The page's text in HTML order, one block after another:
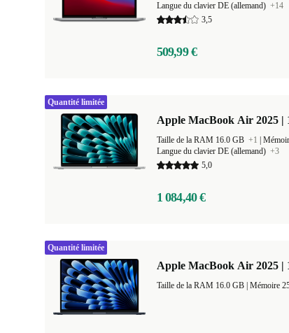
Langue du clavier DE (allemand) +14
3,5
509,99 €
Apple MacBook Air 2025 |
Taille de la RAM 16.0 GB +1
Langue du clavier DE (allemand) +3
5,0
1 084,40 €
Quantité limitée
Apple MacBook Air 2025 |
Mémoire
Quantité limitée